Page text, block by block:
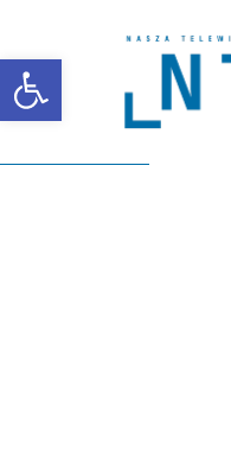
Otwórz pasek narzędzi